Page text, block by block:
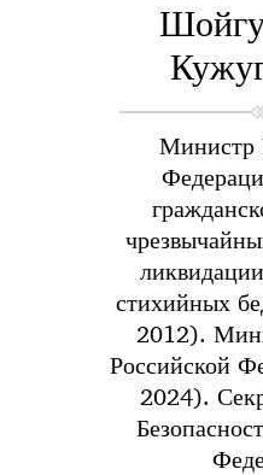
Министр
стихийных
2012).
Российской
2024).